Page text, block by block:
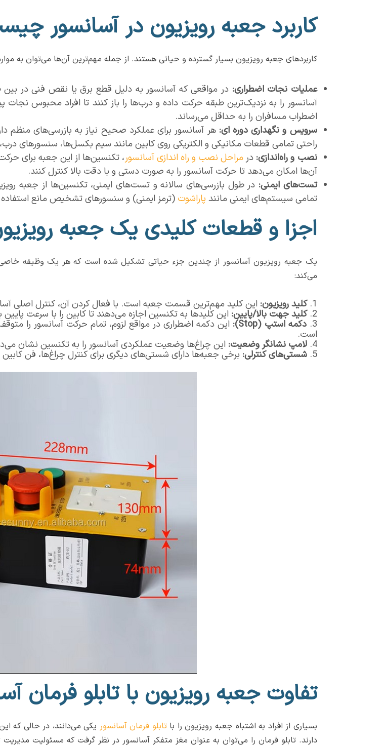
کاربرد جعبه رویزیون در آسانسور
کاربردهای جعبه رویزیون بسیار گسترده و حیاتی هستند. از جمله مهم‌ترین آن‌ها می‌توان به
عملیات نجات اضطراری: در مواقعی که آسانسور به دلیل قطع برق یا نقص فنی در
آسانسور را به نزدیک‌ترین طبقه حرکت داده و درب‌ها را باز کنند تا افراد محبوس
اضطراب مسافران را به حداقل می‌رساند.
سرویس و نگهداری دوره ای: هر آسانسور برای عملکرد صحیح نیاز به بازرسی‌های منظم
راحتی تمامی قطعات مکانیکی و الکتریکی روی کابین مانند سیم بکسل‌ها، سنسورهای
نصب و راه‌اندازی: در مراحل نصب و راه اندازی آسانسور، تکنسین‌ها از این جعبه برای
آن‌ها امکان می‌دهد تا حرکت آسانسور را به صورت دستی و با دقت بالا کنترل کنند.
تست‌های ایمنی: در طول بازرسی‌های سالانه و تست‌های ایمنی، تکنسین‌ها از جعبه
تمامی سیستم‌های ایمنی مانند پاراشوت (ترمز ایمنی) و سنسورهای تشخیص مانع
اجزا و قطعات کلیدی یک جعبه
یک جعبه رویزیون آسانسور از چندین جزء حیاتی تشکیل شده است که هر یک وظیفه خاصی
می‌کند:
کلید رویزیون: این کلید مهم‌ترین قسمت جعبه است. با فعال کردن آن، کنترل اصلی
کلید جهت بالا/پایین: این کلیدها به تکنسین اجازه می‌دهند تا کابین را با سرعت
دکمه استپ (Stop): این دکمه اضطراری در مواقع لزوم، تمام حرکت آسانسور را
است.
لامپ نشانگر وضعیت: این چراغ‌ها وضعیت عملکردی آسانسور را به تکنسین نشان
شستی‌های کنترلی: برخی جعبه‌ها دارای شستی‌های دیگری برای کنترل چراغ‌ها، فن
تفاوت جعبه رویزیون با تابلو
بسیاری از افراد به اشتباه جعبه رویزیون را باتابلو فرمان آسانسور یکی می‌دانند، در حالی که
دارند. تابلو فرمان را می‌توان به عنوان مغز متفکر آسانسور در نظر گرفت که مسئولیت مدیریت